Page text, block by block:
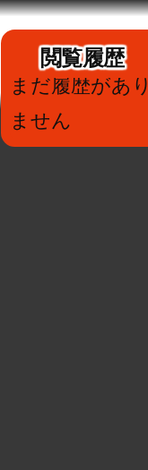
閲覧履歴
まだ履歴があり
ません